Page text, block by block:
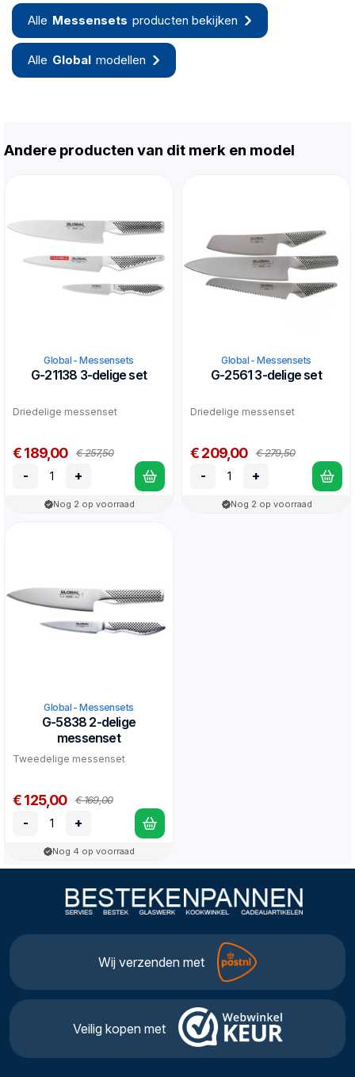
Alle Messensets producten bekijken
Alle Global modellen
Andere producten van dit merk en model
Global - Messensets
G-21138 3-delige set
Driedelige messenset
€ 189,00 € 257,50
- +
Nog 2 op voorraad
Global - Messensets
G-2561 3-delige set
Driedelige messenset
€ 209,00 € 279,50
- +
Nog 2 op voorraad
Global - Messensets
G-5838 2-delige
messenset
Tweedelige messenset
€ 125,00 € 169,00
- +
Nog 4 op voorraad
Wij verzenden met
Veilig kopen met